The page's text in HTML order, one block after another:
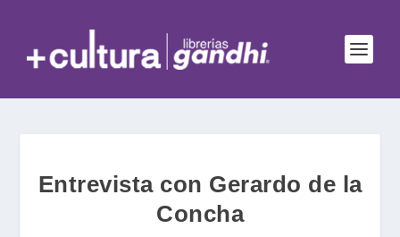
Entrevista con Gerardo de la
Concha